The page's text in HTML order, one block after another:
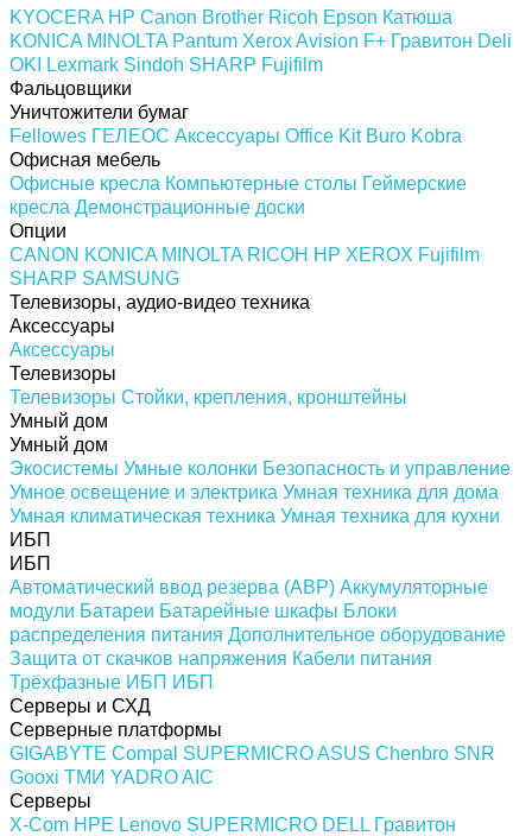
KYOCERA HP Canon Brother Ricoh Epson Катюша
KONICA MINOLTA Pantum XeroxAvision F+ Гравитон Deli
OKI
Lexmark Sindoh SHARP Fujifilm
Фальцовщики
Уничтожители бумаг
Fellowes ГЕЛЕОС Аксессуары Office Kit Buro Kobra
Офисная мебель
Офисные кресла Компьютерные столы Геймерские
кресла Демонстрационные доски
Опции
CANON KONICA MINOLTA RICOH HP XEROX Fujifilm
SHARP SAMSUNG
Телевизоры, аудио-видео техника
Аксессуары
Аксессуары
Телевизоры
Телевизоры Стойки, крепления, кронштейны
Умный дом
Умный дом
Экосистемы Умные колонки Безопасность и управление
Умное освещение и электрика Умная техника для дома
Умная климатическая техника Умная техника для кухни
ИБП
ИБП
Автоматический ввод резерва (АВР) Аккумуляторные
модули Батареи Батарейные шкафы Блоки
распределения питания Дополнительное оборудование
Защита от скачков напряжения Кабели питания
Трёхфазные ИБП ИБП
Серверы и СХД
Серверные платформы
GIGABYTE Compal SUPERMICROASUS Chenbro SNR
Gooxi ТМИ YADROAIC
Серверы
X-Com HPE Lenovo SUPERMICRO DELL Гравитон